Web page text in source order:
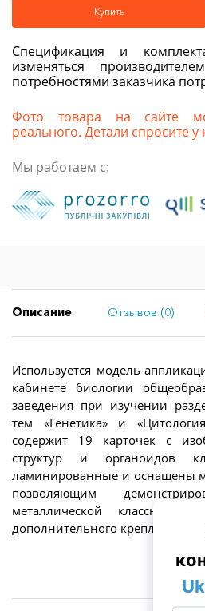
Купить
Спецификация и
изменяться
потребностями заказчика
Фото товара на сайте
реального. Детали спросите у
Мы работаем с:
Описание Отзывов (0)
Используется модель-
кабинете биологии
заведения при изучении
тем «Генетика» и
содержит 19 карточек с
структур и органоидов
ламинированные и оснащены
позволяющим
металлической классной
дополнительного крепления.